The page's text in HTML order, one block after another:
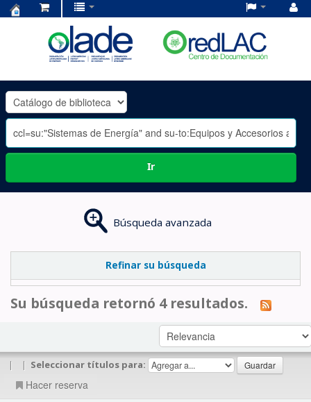
OLADE
-
Ir
Búsqueda avanzada
Refinar su búsqueda
Su búsqueda retornó 4 resultados.
| | Seleccionar títulos para:
Hacer reserva